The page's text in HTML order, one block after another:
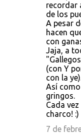
recordar
de los
A pesar
hacen
con
Jaja, a
(con Y
con la
Así
gringos.
Cada
charco! :)
7 de